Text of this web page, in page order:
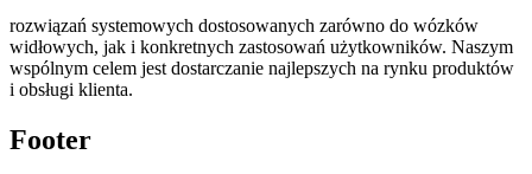
rozwiązań systemowych dostosowanych zarówno do wózków
widłowych, jak i konkretnych zastosowań użytkowników. Naszym
wspólnym celem jest dostarczanie najlepszych na rynku produktów
i obsługi klienta.
Footer